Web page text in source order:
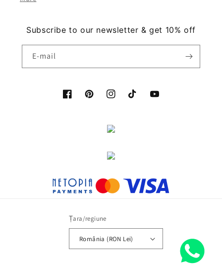
Subscribe to our newsletter & get 10% off
E-mail
FacebookPinterestInstagramTiktok YouTube
Țara/regiune
România (RON Lei)